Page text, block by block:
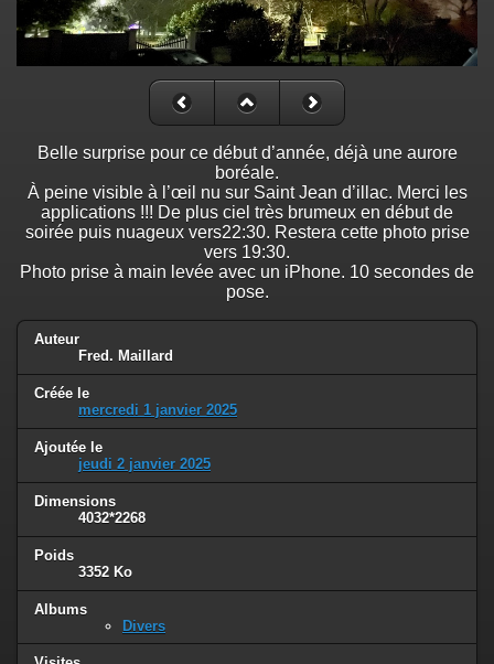
Belle surprise pour ce début d’année, déjà une aurore
boréale.
À peine visible à l’œil nu sur Saint Jean d’illac. Merci les
applications !!! De plus ciel très brumeux en début de
soirée puis nuageux vers22:30. Restera cette photo prise
vers 19:30.
Photo prise à main levée avec un iPhone. 10 secondes de
pose.
Auteur
Fred. Maillard
Créée le
mercredi 1 janvier 2025
Ajoutée le
jeudi 2 janvier 2025
Dimensions
4032*2268
Poids
3352 Ko
Albums
Divers